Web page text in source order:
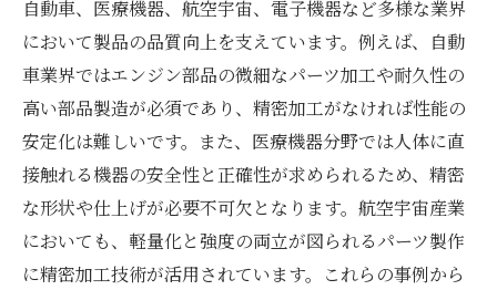
自動車、医療機器、航空宇宙、電子機器など多様な業界
において製品の品質向上を支えています。例えば、自動
車業界ではエンジン部品の微細なパーツ加工や耐久性の
高い部品製造が必須であり、精密加工がなければ性能の
安定化は難しいです。また、医療機器分野では人体に直
接触れる機器の安全性と正確性が求められるため、精密
な形状や仕上げが必要不可欠となります。航空宇宙産業
においても、軽量化と強度の両立が図られるパーツ製作
に精密加工技術が活用されています。これらの事例から